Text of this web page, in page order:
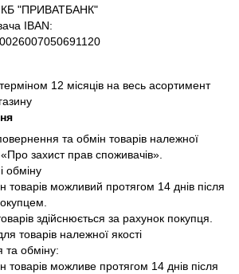
КБ "ПРИВАТБАНК"
IBAN:
12 місяців на весь асортимент
та обмін товарів належної
«Про захист прав споживачів».
обміну
товарів можливий протягом 14 днів після
здійснюється за рахунок покупця.
товарів належної якості
та обміну:
товарів можливе протягом 14 днів після